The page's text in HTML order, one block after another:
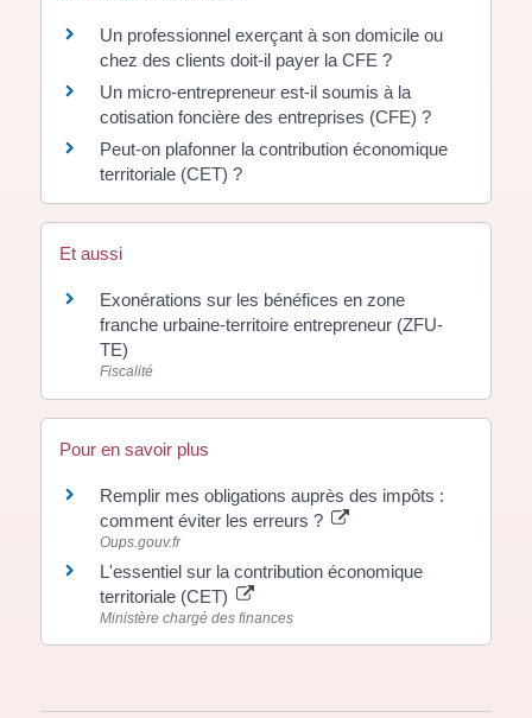
Un professionnel exerçant à son domicile ou
chez des clients doit-il payer la CFE ?
Un micro-entrepreneur est-il soumis à la
cotisation foncière des entreprises (CFE) ?
Peut-on plafonner la contribution économique
territoriale (CET) ?
Et aussi
Exonérations sur les bénéfices en zone
franche urbaine-territoire entrepreneur (ZFU-
TE)
Fiscalité
Pour en savoir plus
Remplir mes obligations auprès des impôts :
comment éviter les erreurs ?
Oups.gouv.fr
L'essentiel sur la contribution économique
territoriale (CET)
Ministère chargé des finances